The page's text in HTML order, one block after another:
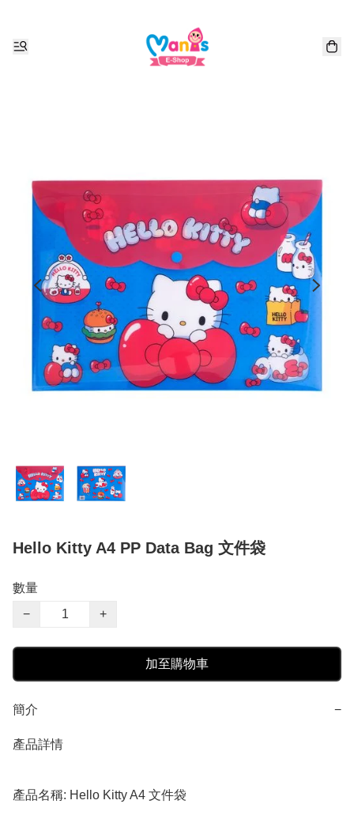
Hello Kitty A4 PP Data Bag 文件袋
數量
−
+
加至購物車
簡介 −
產品詳情
產品名稱: Hello Kitty A4 文件袋